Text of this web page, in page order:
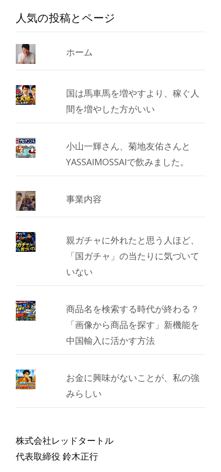
カ
イ
ブ
人気の投稿とページ
ホーム
国は馬車馬を増やすより、稼ぐ人
間を増やした方がいい
小山一輝さん、菊地友佑さんと
YASSAIMOSSAIで飲みました。
事業内容
親ガチャに外れたと思う人ほど、
「国ガチャ」の当たりに気づいて
いない
商品名を検索する時代が終わる？
「画像から商品を探す」新機能を
中国輸入に活かす方法
お金に興味がないことが、私の強
みらしい
株式会社レッドタートル
代表取締役 鈴木正行